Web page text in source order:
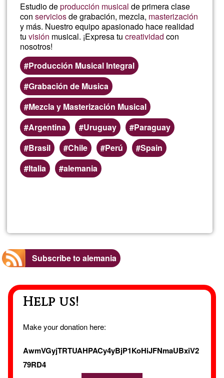
Estudio deproducción musical de primera clase
conserviciosde grabación, mezcla, masterización
y más. Nuestro equipo apasionado hace realidad
tuvisión musical. ¡Expresa tucreatividad con
nosotros!
Producción Musical Integral
Grabación de Musica
Mezcla y Masterización Musical
Argentina
Uruguay
Paraguay
Brasil
Chile Perú
Spain
Italia
alemania
Subscribe to alemania
Help us!
Make your donation here:
AwmVGyjTRTUAHPACy4yBjP1KoHiJFNmaUBxiV2
79RD4